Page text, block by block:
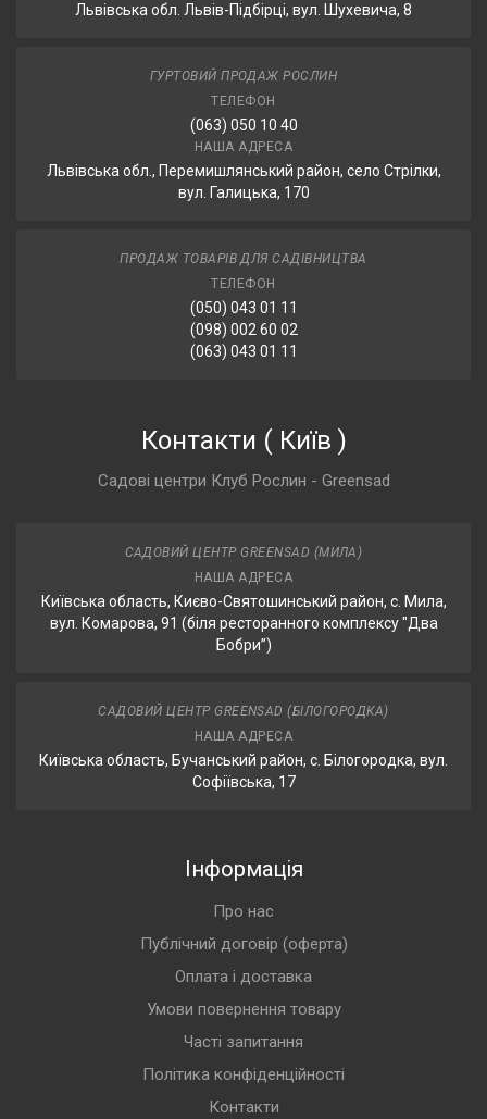
Львівська обл. Львів-Підбірці, вул. Шухевича, 8
ГУРТОВИЙ ПРОДАЖ РОСЛИН
ТЕЛЕФОН
(063) 050 10 40
НАША АДРЕСА
Львівська обл., Перемишлянський район, село Стрілки,
вул. Галицька, 170
ПРОДАЖ ТОВАРІВ ДЛЯ САДІВНИЦТВА
ТЕЛЕФОН
(050) 043 01 11
(098) 002 60 02
(063) 043 01 11
Контакти ( Київ )
Садові центри Клуб Рослин - Greensad
САДОВИЙ ЦЕНТР GREENSAD (МИЛА)
НАША АДРЕСА
Київська область, Києво-Святошинський район, с. Мила,
вул. Комарова, 91 (біля ресторанного комплексу "Два
Бобри”)
САДОВИЙ ЦЕНТР GREENSAD (БІЛОГОРОДКА)
НАША АДРЕСА
Київська область, Бучанський район, с. Білогородка, вул.
Софіївська, 17
Інформація
Про нас
Публічний договір (оферта)
Оплата і доставка
Умови повернення товару
Часті запитання
Політика конфіденційності
Контакти